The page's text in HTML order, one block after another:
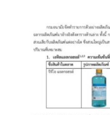
ปรางค์ทองแมนชั่น
ปวินท์ศิลป์แกลอรี่แอนด์รีสอร์ท
ปัวตรึงใจ๋ รีสอร์ท